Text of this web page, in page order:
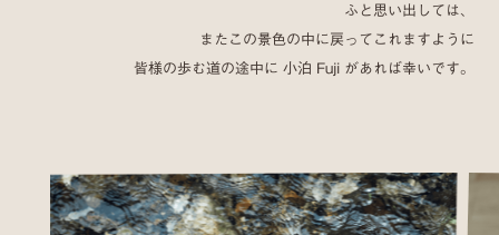
ふと思い出しては、
またこの景色の中に戻ってこれますように
皆様の歩む道の途中に 小泊 Fuji があれば幸いです。